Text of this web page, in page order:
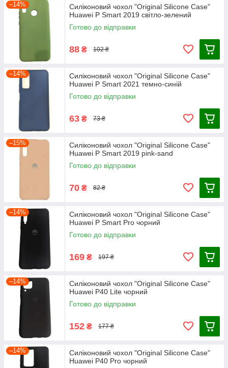
–14%
Силіконовий чохол "Original Silicone Case"
Huawei P Smart 2019 світло-зелений
Готово до відправки
88 ₴ 102 ₴
–14%
Силіконовий чохол "Original Silicone Case"
Huawei P Smart 2021 темно-синій
Готово до відправки
63 ₴ 73 ₴
–15%
Силіконовий чохол "Original Silicone Case"
Huawei P Smart 2019 pink-sand
Готово до відправки
70 ₴ 82 ₴
–14%
Силіконовий чохол "Original Silicone Case"
Huawei P Smart Pro чорний
Готово до відправки
169 ₴ 197 ₴
–14%
Силіконовий чохол "Original Silicone Case"
Huawei P40 Lite чорний
Готово до відправки
152 ₴ 177 ₴
–14%
Силіконовий чохол "Original Silicone Case"
Huawei P40 Pro чорний